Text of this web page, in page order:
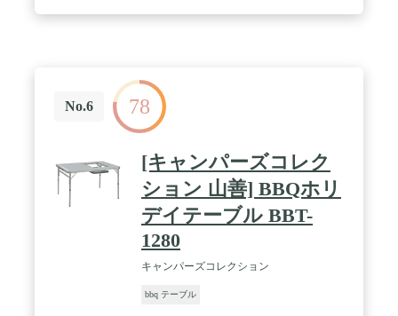
No.6 78
[キャンパーズコレク
ション 山善] BBQホリ
デイテーブル BBT-
1280
キャンパーズコレクション
bbq テーブル